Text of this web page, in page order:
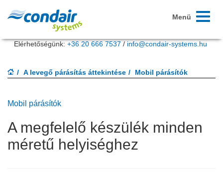
Menü
Elérhetőségünk: +36 20 666 7537 / info@condair-systems.hu
A levegő párásítás áttekintése Mobil párásítók
Mobil párásítók
A megfelelő készülék minden
méretű helyiséghez